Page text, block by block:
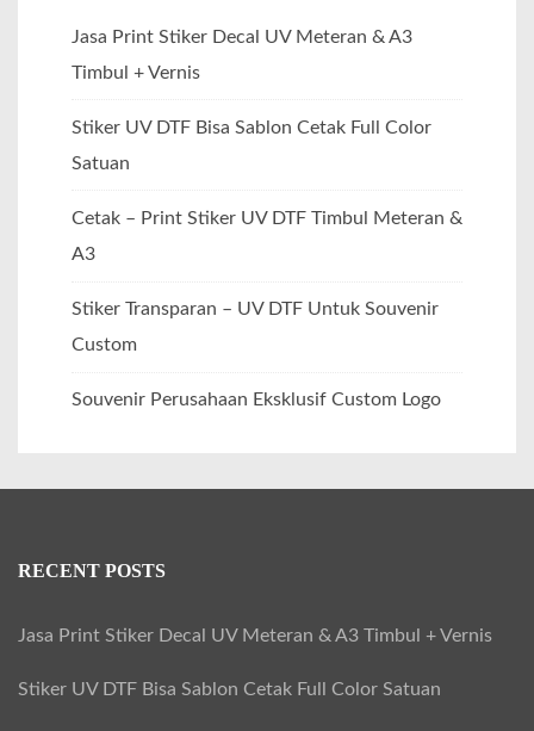
Jasa Print Stiker Decal UV Meteran & A3
Timbul + Vernis
Stiker UV DTF Bisa Sablon Cetak Full Color
Satuan
Cetak – Print Stiker UV DTF Timbul Meteran &
A3
Stiker Transparan – UV DTF Untuk Souvenir
Custom
Souvenir Perusahaan Eksklusif Custom Logo
RECENT POSTS
Jasa Print Stiker Decal UV Meteran & A3 Timbul + Vernis
Stiker UV DTF Bisa Sablon Cetak Full Color Satuan